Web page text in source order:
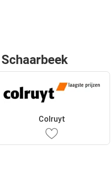
Colruyt